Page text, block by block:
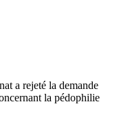
a rejeté la demande
la pédophilie